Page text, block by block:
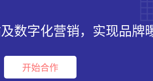
数字化营销，实现品牌
开始合作